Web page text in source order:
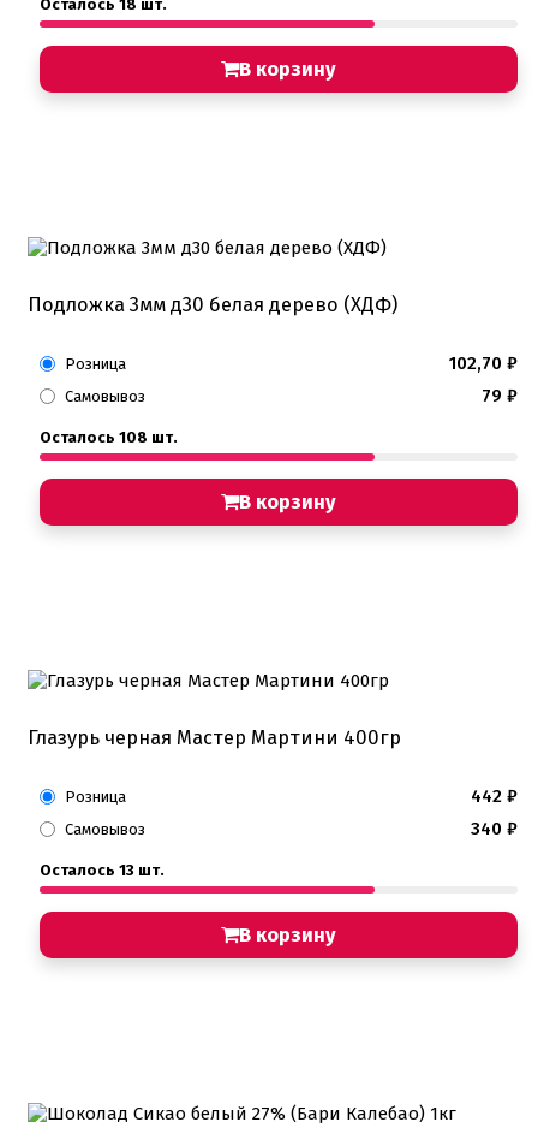
Осталось 18 шт.
В корзину
Подложка 3мм д30 белая дерево (ХДФ)
Розница 102,70 ₽
Самовывоз 79 ₽
Осталось 108 шт.
В корзину
Глазурь черная Мастер Мартини 400гр
Розница 442 ₽
Самовывоз 340 ₽
Осталось 13 шт.
В корзину